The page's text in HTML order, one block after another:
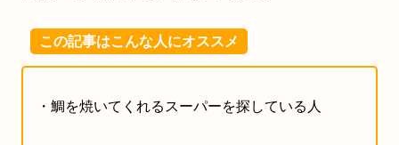
この記事はこんな人にオススメ
・鯛を焼いてくれるスーパーを探している人